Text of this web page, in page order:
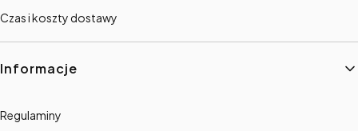
Czas i koszty dostawy
Informacje
Regulaminy